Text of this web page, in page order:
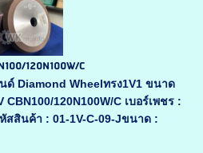
120N100W/C
ด์ Diamond Wheelทรง1V1 ขนาด
CBN100/120N100W/C เบอร์เพชร :
สสินค้า : 01-1V-C-09-Jขนาด :